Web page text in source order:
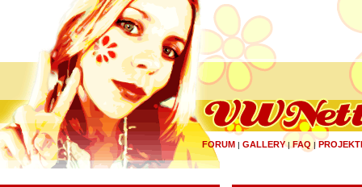
FORUM | GALLERY|FAQ |